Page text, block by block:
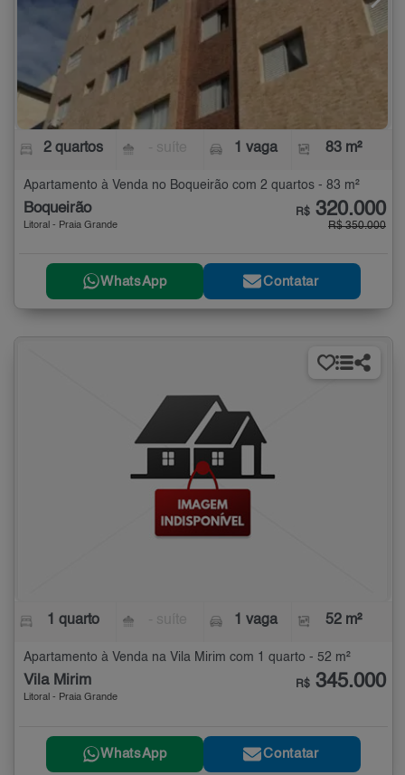
2 quartos 1 vaga 83 m²
Apartamento à Venda no Boqueirão com 2 quartos - 83 m²
Boqueirão
Litoral - Praia Grande
R$ 320.000
R$ 350.000
WhatsApp Contatar
1 quarto 1 vaga 52 m²
Apartamento à Venda na Vila Mirim com 1 quarto - 52 m²
Vila Mirim
Litoral - Praia Grande
R$ 345.000
WhatsApp Contatar